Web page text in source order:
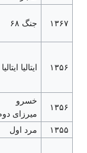
۱۳۶۷ جنگ ۶۸
۱۳۵۶ ایتالیا ایتالیا
۱۳۵۶
خسرو
میرزای
۱۳۵۵ مرد اول